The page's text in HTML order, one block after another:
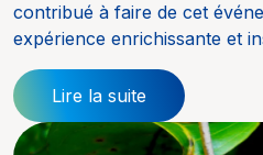
contribué à faire de cet
expérience enrichissante et
Lire la suite